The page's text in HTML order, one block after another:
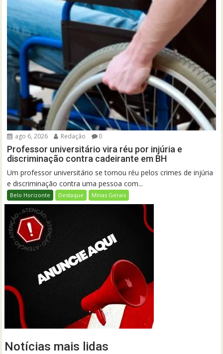
ago 6, 2026 Redação 0
Professor universitário vira réu por injúria e
discriminação contra cadeirante em BH
Um professor universitário se tornou réu pelos crimes de injúria
e discriminação contra uma pessoa com...
Belo Horizonte Destaque Minas Gerais
Notícias mais lidas